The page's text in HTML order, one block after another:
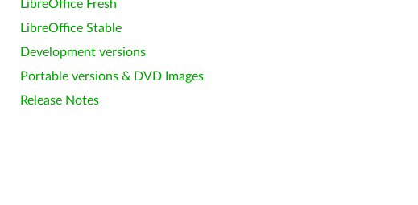
LibreOffice Fresh
LibreOffice Stable
Development versions
Portable versions & DVD Images
Release Notes